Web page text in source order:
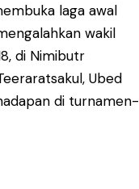
laga awal
wakil
di Nimibutr
Ubed
di turnamen-